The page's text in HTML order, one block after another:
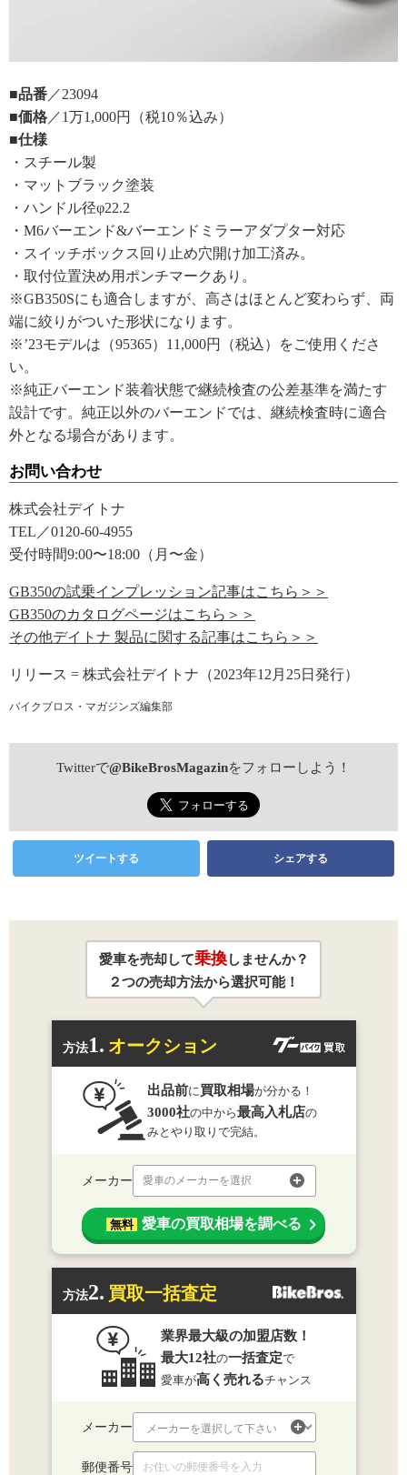
■品番／23094
■価格／1万1,000円（税10％込み）
■仕様
・スチール製
・マットブラック塗装
・ハンドル径φ22.2
・M6バーエンド&バーエンドミラーアダプター対応
・スイッチボックス回り止め穴開け加工済み。
・取付位置決め用ポンチマークあり。
※GB350Sにも適合しますが、高さはほとんど変わらず、両
端に絞りがついた形状になります。
※’23モデルは（95365）11,000円（税込）をご使用くださ
い。
※純正バーエンド装着状態で継続検査の公差基準を満たす
設計です。純正以外のバーエンドでは、継続検査時に適合
外となる場合があります。
お問い合わせ
株式会社デイトナ
TEL／0120-60-4955
受付時間9:00〜18:00（月〜金）
GB350の試乗インプレッション記事はこちら＞＞
GB350のカタログページはこちら＞＞
その他デイトナ 製品に関する記事はこちら＞＞
リリース = 株式会社デイトナ（2023年12月25日発行）
バイクブロス・マガジンズ編集部
Twitterで@BikeBrosMagazinをフォローしよう！
ツイートする シェアする
愛車を売却して乗換しませんか？
２つの売却方法から選択可能！
方法1. オークション
出品前に買取相場が分かる！
3000社の中から最高入札店の
みとやり取りで完結。
メーカー 愛車のメーカーを選択
無料 愛車の買取相場を調べる
方法2. 買取一括査定
業界最大級の加盟店数！
最大12社の一括査定で
愛車が高く売れるチャンス
メーカー
郵便番号